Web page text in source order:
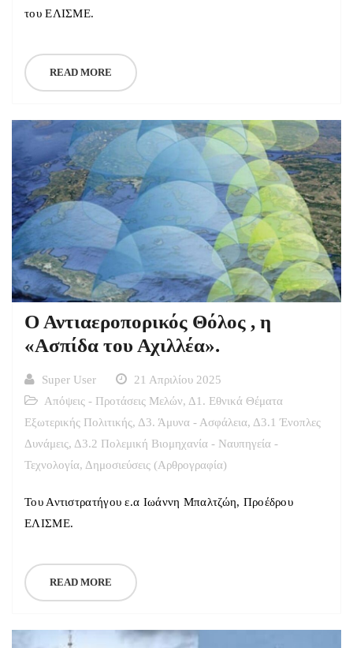
του ΕΛΙΣΜΕ.
READ MORE
Ο Αντιαεροπορικός Θόλος , η
«Ασπίδα του Αχιλλέα».
Super User
21 Απριλίου 2025
Απόψεις - Προτάσεις Μελών, Δ1. Εθνικά Θέματα
Εξωτερικής Πολιτικής, Δ3. Άμυνα - Ασφάλεια, Δ3.1 Ένοπλες
Δυνάμεις, Δ3.2 Πολεμική Βιομηχανία - Ναυπηγεία -
Τεχνολογία, Δημοσιεύσεις (Αρθρογραφία)
Του Αντιστρατήγου ε.α Ιωάννη Μπαλτζώη, Προέδρου
ΕΛΙΣΜΕ.
READ MORE